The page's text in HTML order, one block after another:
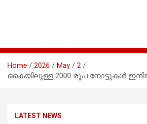
Home 2026 May
2
കൈ​യി​ലു​ള്ള 2000 രൂ​പ നോ​ട്ടു​ക​ൾ
LATEST NEWS